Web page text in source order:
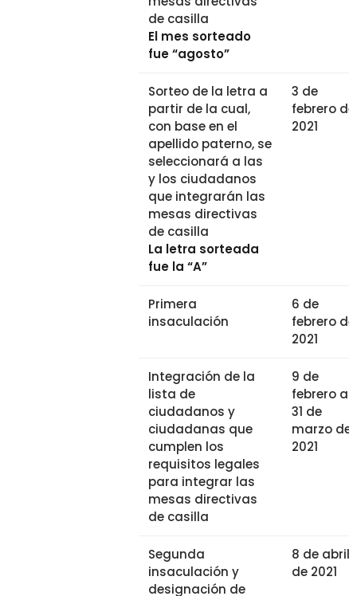
de casilla
El mes sorteado
fue “agosto”
Sorteo de la letra a
partir de la cual,
con base en el
apellido paterno, se
seleccionará a las
y los ciudadanos
que integrarán las
mesas directivas
de casilla
La letra sorteada
fue la “A”
3 de
febrero de
2021
Primera
insaculación
6 de
febrero de
2021
Integración de la
lista de
ciudadanos y
ciudadanas que
cumplen los
requisitos legales
para integrar las
mesas directivas
de casilla
9 de
febrero al
31 de
marzo de
2021
Segunda
insaculación y
designación de
8 de abril
de 2021